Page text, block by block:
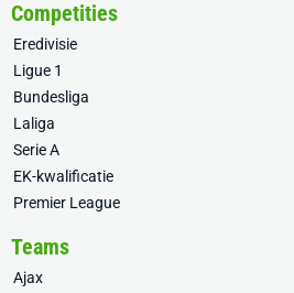
Competities
Eredivisie
Ligue 1
Bundesliga
Laliga
Serie A
EK-kwalificatie
Premier League
Teams
Ajax